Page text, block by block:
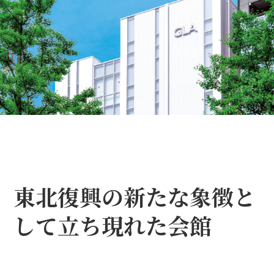
東北復興の新たな象徴と
して立ち現れた会館